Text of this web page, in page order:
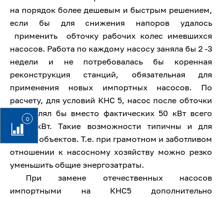
0
на порядок более дешевым и быстрым решением,
если бы для снижения напоров удалось
применить обточку рабочих колес имевшихся
насосов. Работа по каждому насосу заняла бы 2 -3
недели и не потребовалась бы коренная
реконструкция станций, обязательная для
применения новых импортных насосов. По
расчету, для условий КНС 5, насос после обточки
потреблял бы вместо фактических 50 кВт всего
22-25 кВт. Такие возможности типичны и для
других объектов. Т.е. при грамотном и заботливом
отношении к насосному хозяйству можно резко
уменьшить общие энергозатраты.
При замене отечественных насосов
импортными на КНС5 дополнительно